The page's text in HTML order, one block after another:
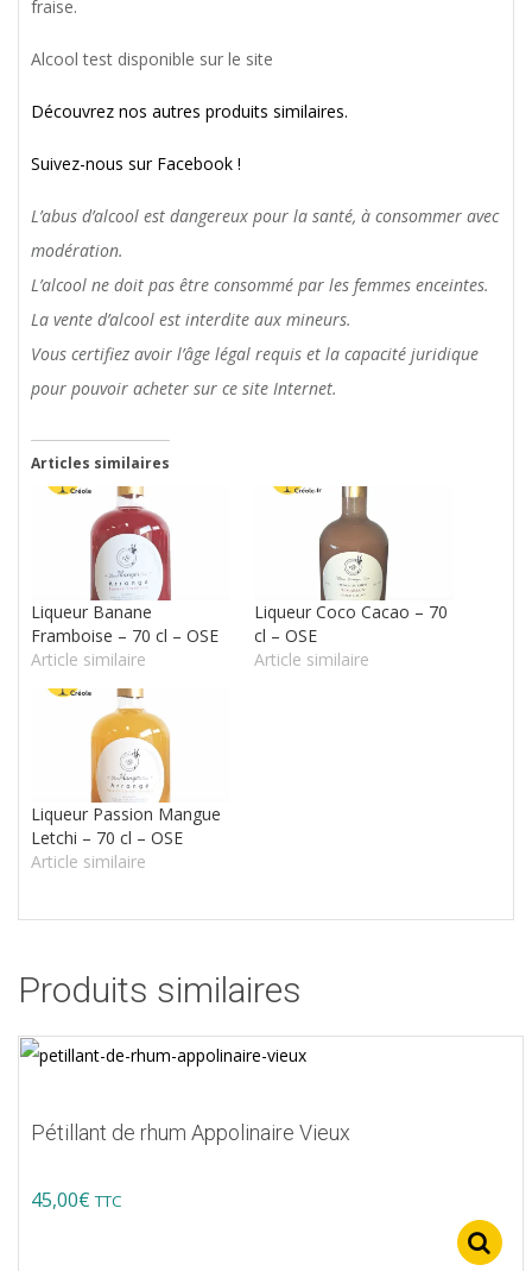
fraise.
Alcool test disponible sur le site
Découvrez nos autres produits similaires.
Suivez-nous sur Facebook !
L’abus d’alcool est dangereux pour la santé, à consommer avec
modération.
L’alcool ne doit pas être consommé par les femmes enceintes.
La vente d’alcool est interdite aux mineurs.
Vous certifiez avoir l’âge légal requis et la capacité juridique
pour pouvoir acheter sur ce site Internet.
Articles similaires
Liqueur Banane
Framboise – 70 cl – OSE
Article similaire
Liqueur Coco Cacao – 70
cl – OSE
Article similaire
Liqueur Passion Mangue
Letchi – 70 cl – OSE
Article similaire
Produits similaires
Pétillant de rhum Appolinaire Vieux
45,00€ TTC